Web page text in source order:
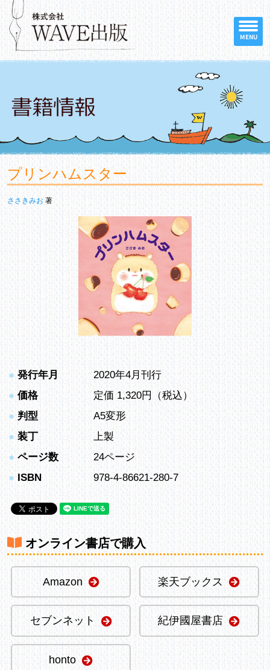
MENU
プリンハムスター
ささきみお 著
● 発行年月
2020年4月刊行
● 価格
定価 1,320円（税込）
● 判型
A5変形
● 装丁
上製
● ページ数
24ページ
● ISBN 978-4-86621-280-7
オンライン書店で購入
Amazon 楽天ブックス
セブンネット 紀伊國屋書店
honto